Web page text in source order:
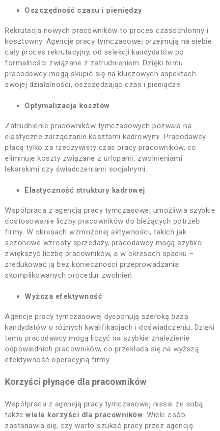
Oszczędność czasu i pieniędzy
Rekrutacja nowych pracowników to proces czasochłonny i
kosztowny. Agencje pracy tymczasowej przejmują na siebie
cały proces rekrutacyjny, od selekcji kandydatów po
formalności związane z zatrudnieniem. Dzięki temu
pracodawcy mogą skupić się na kluczowych aspektach
swojej działalności, oszczędzając czas i pieniądze.
Optymalizacja kosztów
Zatrudnienie pracowników tymczasowych pozwala na
elastyczne zarządzanie kosztami kadrowymi. Pracodawcy
płacą tylko za rzeczywisty czas pracy pracowników, co
eliminuje koszty związane z urlopami, zwolnieniami
lekarskimi czy świadczeniami socjalnymi.
Elastyczność struktury kadrowej
Współpraca z agencją pracy tymczasowej umożliwia szybkie
dostosowanie liczby pracowników do bieżących potrzeb
firmy. W okresach wzmożonej aktywności, takich jak
sezonowe wzrosty sprzedaży, pracodawcy mogą szybko
zwiększyć liczbę pracowników, a w okresach spadku –
zredukować ją bez konieczności przeprowadzania
skomplikowanych procedur zwolnień.
Wyższa efektywność
Agencje pracy tymczasowej dysponują szeroką bazą
kandydatów o różnych kwalifikacjach i doświadczeniu. Dzięki
temu pracodawcy mogą liczyć na szybkie znalezienie
odpowiednich pracowników, co przekłada się na wyższą
efektywność operacyjną firmy.
Korzyści płynące dla pracowników
Współpraca z agencją pracy tymczasowej niesie ze sobą
także wiele korzyści dla pracowników. Wiele osób
zastanawia się, czy warto szukać pracy przez agencję.